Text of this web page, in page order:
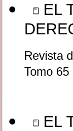
EL
Revista
Tomo 65
EL